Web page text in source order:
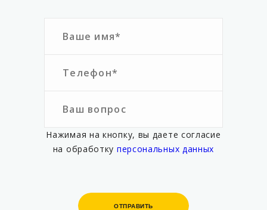
Нажимая на кнопку, вы даете согласие
на обработку персональных данных
ОТПРАВИТЬ
ОТПРАВИТЬ